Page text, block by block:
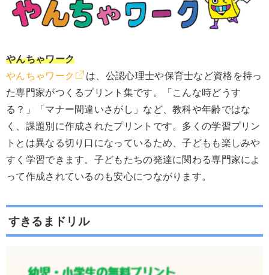
やんちゃワーク
やんちゃワーク
は、公認心理士や保育士など資格を持っ
た専門家がつくるプリント集です。「こんな時どうす
る？」「マナー間違いさがし」など、教科や年齢ではな
く、課題別に作成されたプリントです。多くの学習プリン
トとは異なる切り口になっているため、子どもも楽しみや
すく学習できます。子どもたちの発達に関わる専門家によ
って作成されているのも安心につながります。
すきるまドリル